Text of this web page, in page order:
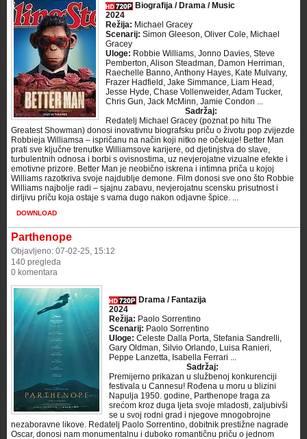
Biografija / Drama / Music
2024
Režija: Michael Gracey
Scenarij: Simon Gleeson, Oliver Cole, Michael
Gracey
Uloge: Robbie Williams, Jonno Davies, Steve
Pemberton, Alison Steadman, Damon Herriman,
Raechelle Banno, Anthony Hayes, Kate Mulvany,
Frazer Hadfield, Jake Simmance, Liam Head,
Jesse Hyde, Chase Vollenweider, Adam Tucker,
Chris Gun, Jack McMinn, Jamie Condon ...
Sadržaj:
Redatelj Michael Gracey (poznat po hitu The
Greatest Showman) donosi inovativnu biografsku priču o životu pop zvijezde
Robbieja Williamsa – ispričanu na način koji nitko ne očekuje! Better Man
prati sve ključne trenutke Williamsove karijere, od djetinjstva do slave,
turbulentnih odnosa i borbi s ovisnostima, uz nevjerojatne vizualne efekte i
emotivne prizore. Better Man je neobično iskrena i intimna priča u kojoj
Williams razotkriva svoje najdublje demone. Film donosi sve ono što Robbie
Williams najbolje radi – sjajnu zabavu, nevjerojatnu scensku prisutnost i
dirljivu priču koja ostaje s vama dugo nakon odjavne špice. ...
DOWNLOAD
Parthenope
Objavljeno: 07-02-25, 15:12
140 pregleda
0 komentara
Drama / Fantazija
2024
Režija: Paolo Sorrentino
Scenarij: Paolo Sorrentino
Uloge: Celeste Dalla Porta, Stefania Sandrelli,
Gary Oldman, Silvio Orlando, Luisa Ranieri,
Peppe Lanzetta, Isabella Ferrari ...
Sadržaj:
Premijerno prikazan u službenoj konkurenciji
festivala u Cannesu! Rođena u moru u blizini
Napulja 1950. godine, Parthenope traga za
srećom kroz duga ljeta svoje mladosti, zaljubivši
se u svoj rodni grad i njegove mnogobrojne
nezaboravne likove. Redatelj Paolo Sorrentino, dobitnik prestižne nagrade
Oscar, donosi nam monumentalnu i duboko romantičnu priču o jednom